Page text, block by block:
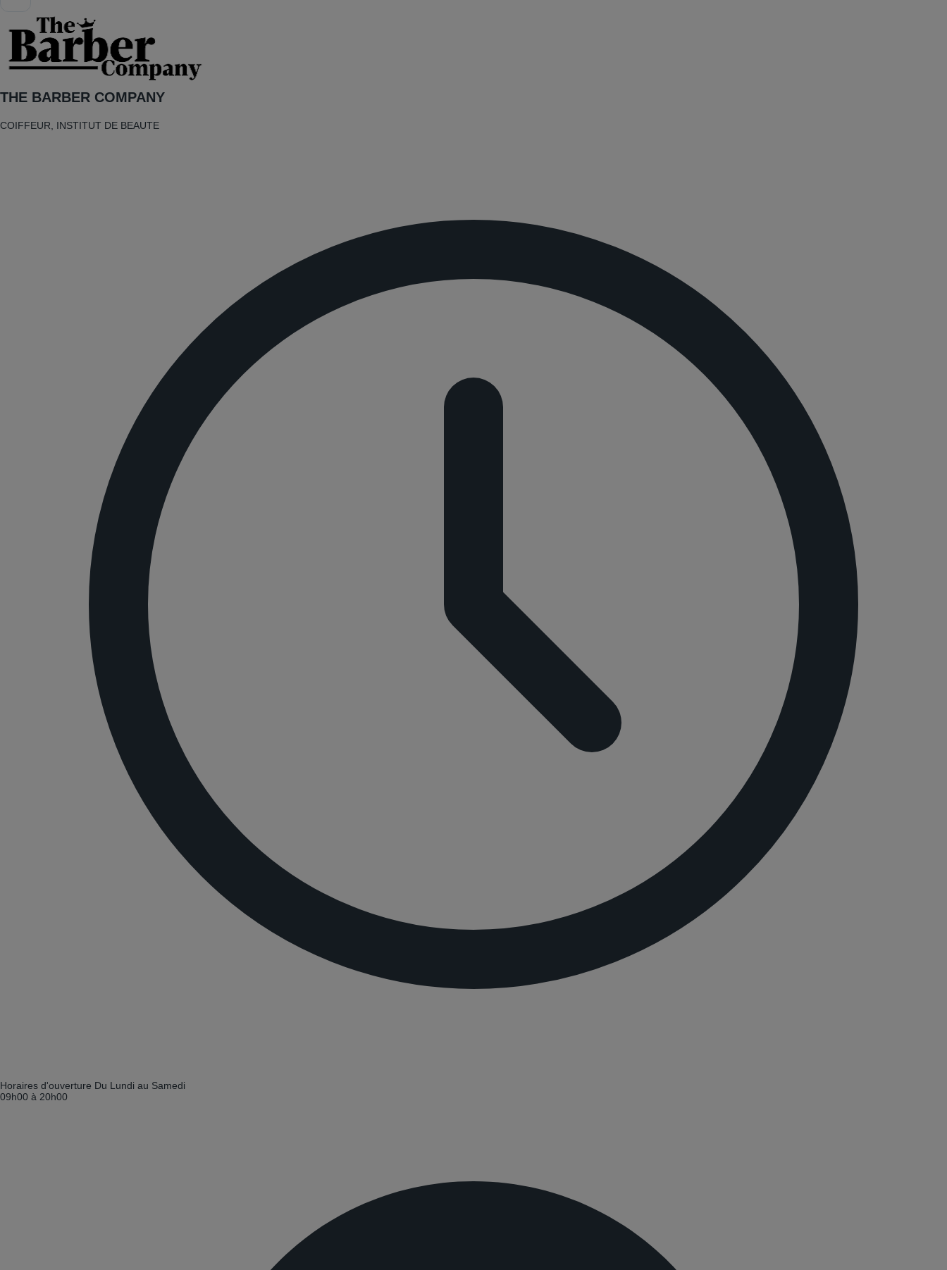
THE BARBER COMPANY
COIFFEUR, INSTITUT DE BEAUTE
Horaires d'ouverture Du Lundi au Samedi
09h00 à 20h00